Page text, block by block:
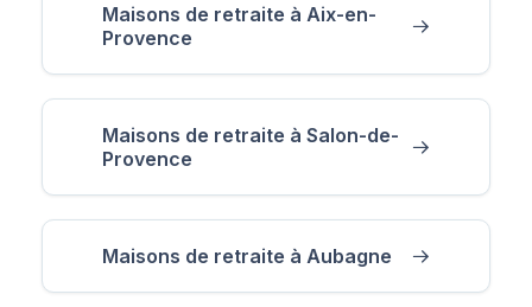
Maisons de retraite à Aix-en-
Provence
Maisons de retraite à Salon-de-
Provence
Maisons de retraite à Aubagne